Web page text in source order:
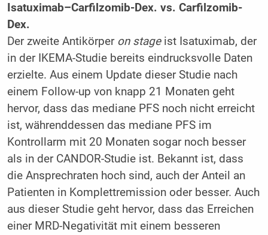
Isatuximab–Carfilzomib-Dex. vs. Carfilzomib-
Dex.
Der zweite Antikörper on stageist Isatuximab, der
in der IKEMA-Studie bereits eindrucksvolle Daten
erzielte. Aus einem Update dieser Studie nach
einem Follow-up von knapp 21 Monaten geht
hervor, dass das mediane PFS noch nicht erreicht
ist, währenddessen das mediane PFS im
Kontrollarm mit 20 Monaten sogar noch besser
als in der CANDOR-Studie ist. Bekannt ist, dass
die Ansprechraten hoch sind, auch der Anteil an
Patienten in Komplettremission oder besser. Auch
aus dieser Studie geht hervor, dass das Erreichen
einer MRD-Negativität mit einem besseren